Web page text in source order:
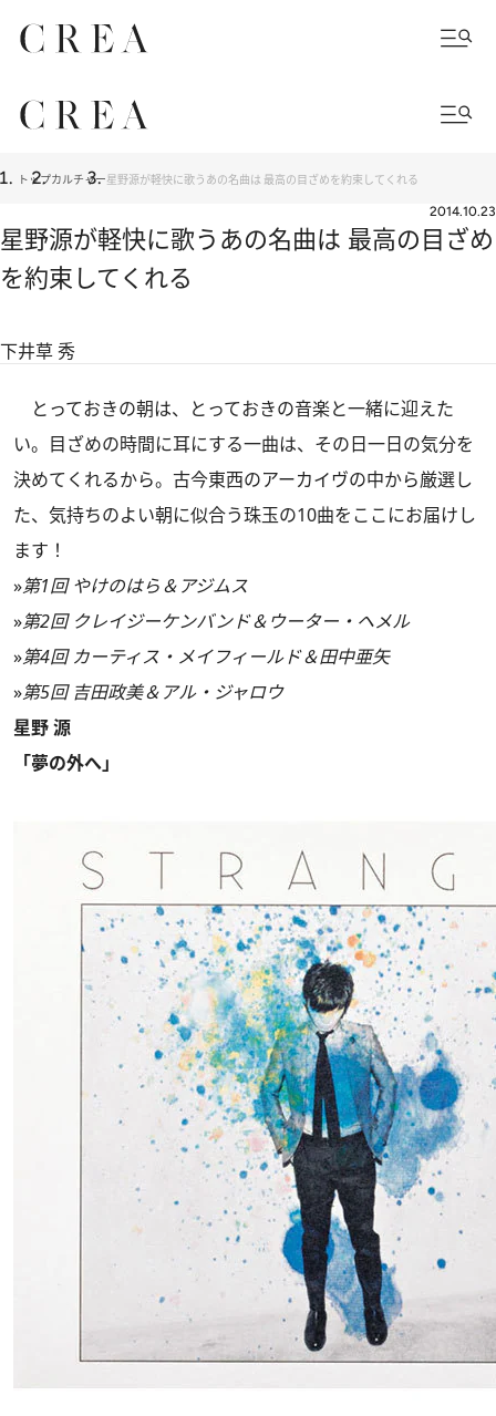
トップカルチャー星野源が軽快に歌うあの名曲は 最高の目ざめを約束してくれる
2014.10.23
星野源が軽快に歌うあの名曲は 最高の目ざめ
を約束してくれる
下井草 秀
とっておきの朝は、とっておきの音楽と一緒に迎えた
い。目ざめの時間に耳にする一曲は、その日一日の気分を
決めてくれるから。古今東西のアーカイヴの中から厳選し
た、気持ちのよい朝に似合う珠玉の10曲をここにお届けし
ます！
»第1回 やけのはら＆アジムス
»第2回 クレイジーケンバンド＆ウーター・ヘメル
»第4回 カーティス・メイフィールド＆田中亜矢
»第5回 吉田政美＆アル・ジャロウ
星野 源
「夢の外へ」